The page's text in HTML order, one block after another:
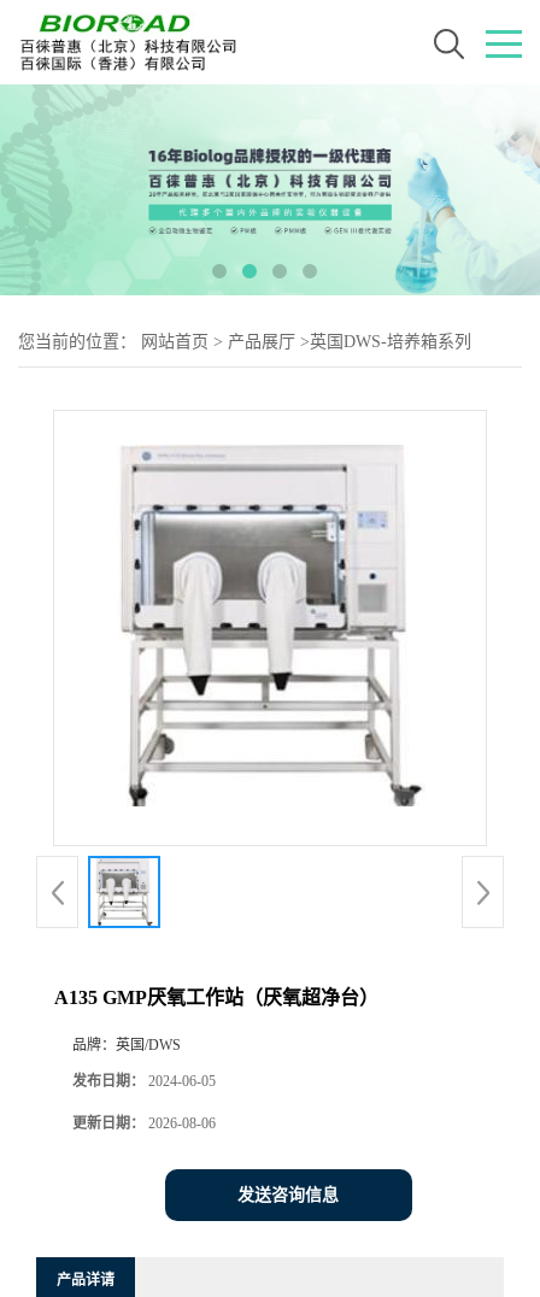
您当前的位置： 网站首页 > 产品展厅 >英国DWS-培养箱系列
A135 GMP厌氧工作站（厌氧超净台）
品牌： 英国/DWS
发布日期： 2024-06-05
更新日期： 2026-08-06
发送咨询信息
产品详请